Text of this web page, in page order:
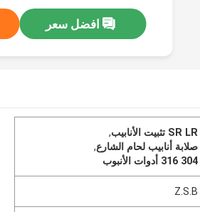
افضل سعر
SR LR تثبيت الأنابيب
,
صلابة أنابيب لحام الشارع,
304 316 أدوات الأنبوب
Z.S.B